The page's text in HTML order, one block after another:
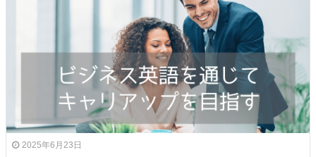
2025年6月23日